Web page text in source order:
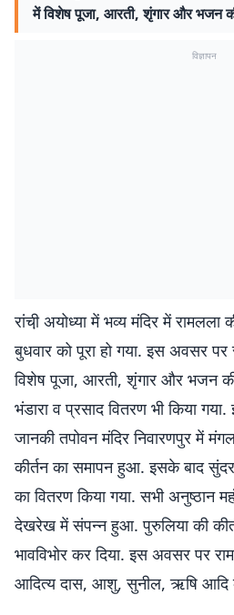
में विशेष पूजा, आरती, शृंगार और भजन
विज्ञापन
रांची़ अयोध्या में भव्य मंदिर में रामलला
बुधवार को पूरा हो गया. इस अवसर पर
विशेष पूजा, आरती, शृंगार और भजन
भंडारा व प्रसाद वितरण भी किया
जानकी तपोवन मंदिर निवारणपुर में
कीर्तन का समापन हुआ. इसके बाद
का वितरण किया गया. सभी
देखरेख में संपन्न हुआ. पुरुलिया की
भावविभोर कर दिया. इस अवसर पर
आदित्य दास, आशु, सुनील, ऋषि आदि